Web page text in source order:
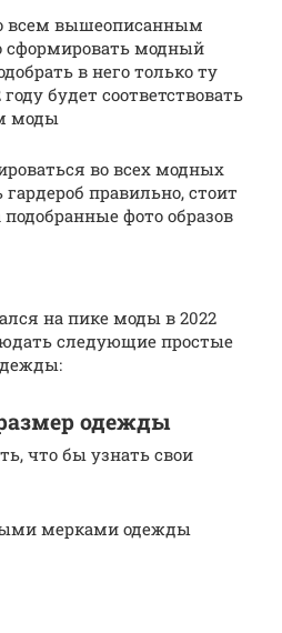
всем вышеописанным
сформировать модный
в него только ту
будет соответствовать
моды
во всех модных
правильно, стоит
фото образов
на пике моды в 2022
следующие простые
одежды
что бы узнать свои
мерками одежды